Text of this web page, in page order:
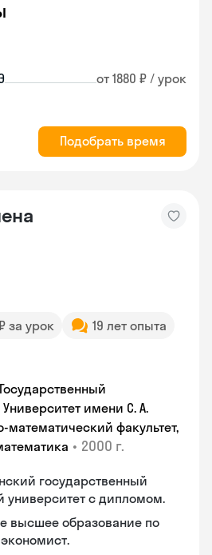
от 1880 ₽ / урок
Подобрать время
за урок
19 лет опыта
имени С. А.
математический факультет,
• 2000 г.
государственный
университет с дипломом.
высшее образование по